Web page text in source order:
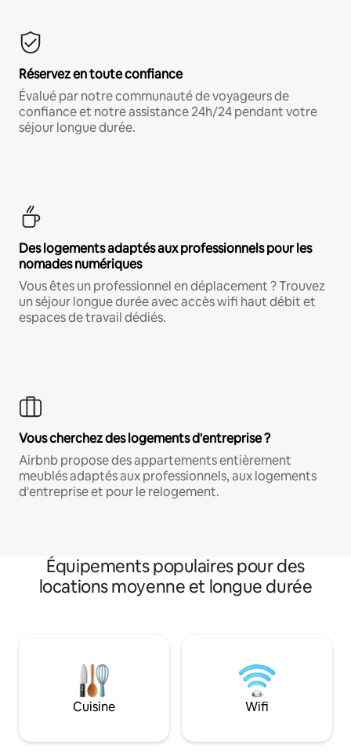
Réservez en toute confiance
Évalué par notre communauté de voyageurs de
confiance et notre assistance 24h/24 pendant votre
séjour longue durée.
Des logements adaptés aux professionnels pour les
nomades numériques
Vous êtes un professionnel en déplacement ? Trouvez
un séjour longue durée avec accès wifi haut débit et
espaces de travail dédiés.
Vous cherchez des logements d'entreprise ?
Airbnb propose des appartements entièrement
meublés adaptés aux professionnels, aux logements
d'entreprise et pour le relogement.
Équipements populaires pour des
locations moyenne et longue durée
Cuisine Wifi